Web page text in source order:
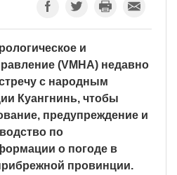
и
(VMHA) недавно
с народным
Куангнинь, чтобы
предупреждение и
по
о погоде в
провинции.